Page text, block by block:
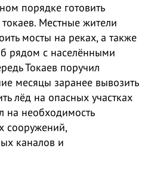
порядке готовить
Местные жители
мосты на реках, а также
рядом с населёнными
Токаев поручил
месяцы заранее вывозить
лёд на опасных участках
на необходимость
сооружений,
каналов и